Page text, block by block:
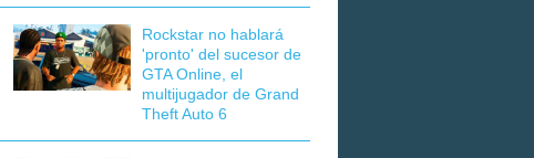
Rockstar no hablará
'pronto' del sucesor de
GTA Online, el
multijugador de Grand
Theft Auto 6